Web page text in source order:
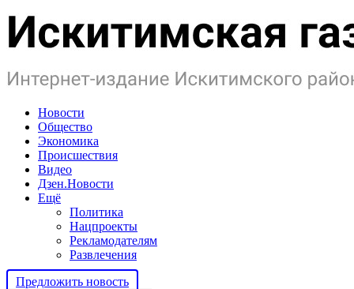
Новости
Общество
Экономика
Происшествия
Видео
Дзен.Новости
Ещё
Политика
Нацпроекты
Рекламодателям
Развлечения
Предложить новость